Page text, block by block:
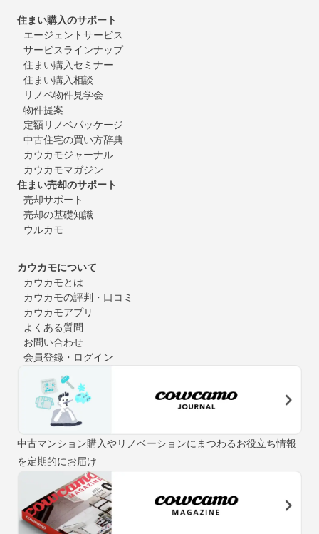
住まい購入のサポート
エージェントサービス
サービスラインナップ
住まい購入セミナー
住まい購入相談
リノベ物件見学会
物件提案
定額リノベパッケージ
中古住宅の買い方辞典
カウカモジャーナル
カウカモマガジン
住まい売却のサポート
売却サポート
売却の基礎知識
ウルカモ
カウカモについて
カウカモとは
カウカモの評判・口コミ
カウカモアプリ
よくある質問
お問い合わせ
会員登録・ログイン
中古マンション購入やリノベーションにまつわるお役立ち情報
を定期的にお届け